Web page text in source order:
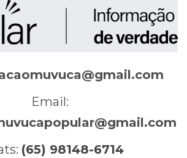
Email:
(65) 98148-6714